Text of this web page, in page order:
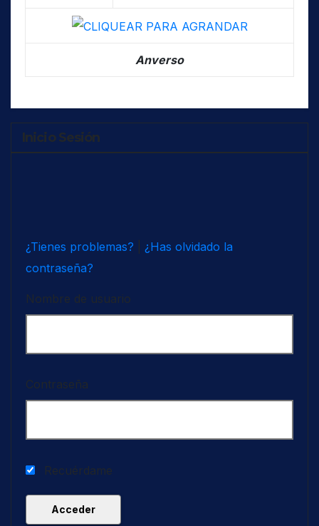
Anverso
Inicio Sesión
¿Tienes problemas?
¿Has olvidado la
contraseña?
Nombre de usuario
Contraseña
Recuérdame